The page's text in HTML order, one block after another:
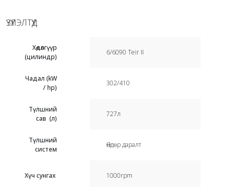
ҮЗҮҮЛЭЛТҮҮД:
Хөдөлгүүр
(цилиндр)
6/6090 Teir II
Чадал (kW
/ hp)
302/410
Түлшний
сав (л)
727л
Түлшний
систем
Өндөр даралт
Хүч сунгах 1000rpm